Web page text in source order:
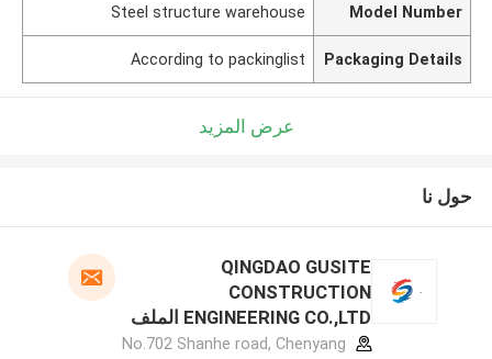
Model Number
Steel structure warehouse
Packaging Details
According to packinglist
عرض المزيد
حول نا
QINGDAO GUSITE
CONSTRUCTION
ENGINEERING CO.,LTD الملف
الشركة المصنعة
No.702 Shanhe road, Chenyang